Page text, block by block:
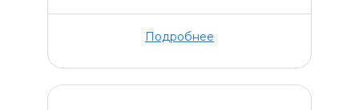
Подробнее